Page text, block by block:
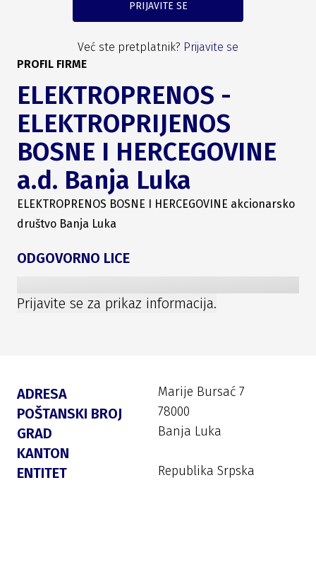
PRIJAVITE SE
Već ste pretplatnik? Prijavite se
PROFIL FIRME
ELEKTROPRENOS -
ELEKTROPRIJENOS
BOSNE I HERCEGOVINE
a.d. Banja Luka
ELEKTROPRENOS BOSNE I HERCEGOVINE akcionarsko
društvo Banja Luka
ODGOVORNO LICE
Prijavite se za prikaz informacija.
ADRESA Marije Bursać 7
POŠTANSKI BROJ 78000
GRAD Banja Luka
KANTON
ENTITET
Republika Srpska